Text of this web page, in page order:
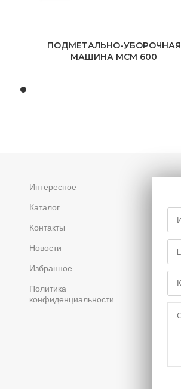
ПОДМЕТАЛЬНО-УБОРОЧНАЯ
МАШИНА MCM 600
Интересное
Каталог
Контакты
Новости
Избранное
Политика
конфиденциальности